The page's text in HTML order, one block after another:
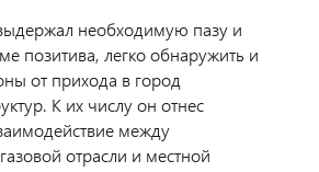
необходимую пазу и
позитива, легко обнаружить и
от прихода в город
К их числу он отнес
между
отрасли и местной